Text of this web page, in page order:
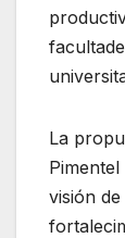
La
visión